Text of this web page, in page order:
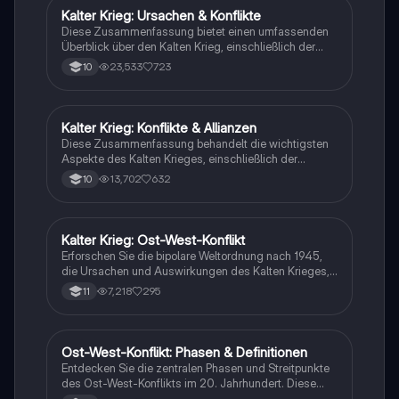
Ideal für Studierende, die sich mit der bipolaren
Weltordnung und den politischen Dynamiken des 20.
Jahrhunderts auseinandersetzen möchten.
Geschichte
Kalter Krieg: Ursachen & Konflikte
Diese Zusammenfassung bietet einen umfassenden
Überblick über den Kalten Krieg, einschließlich der
ideologischen Differenzen zwischen den USA und der
Sowjetunion, der Truman-Doktrin, der Berlin-
Vietnamkrieg. Ideal für Studierende, die die
komplexen Machtverhältnisse und Konflikte zwischen
1947 und 1991 verstehen möchten.
10 23,533 723
Geschichte
Kalter Krieg: Konflikte & Allianzen
Diese Zusammenfassung behandelt die wichtigsten
Aspekte des Kalten Krieges, einschließlich der
Entstehung des Eisernen Vorhangs, der NATO und
des Warschauer Pakts, sowie der Stellvertreterkriege
zwischen Ost und West von 1947 bis 1991 verstehen
möchten.
10 13,702 632
Geschichte
Kalter Krieg: Ost-West-Konflikt
Erforschen Sie die bipolare Weltordnung nach 1945,
die Ursachen und Auswirkungen des Kalten Krieges,
einschließlich der Teilung Europas, der bedeutenden
Konflikte wie Koreakrieg, Kubakrise und Vietnamkrieg
die geopolitischen Spannungen und die Rolle der USA
und UdSSR in der Nachkriegszeit.
11 7,218 295
Geschichte
Ost-West-Konflikt: Phasen & Definitionen
Entdecken Sie die zentralen Phasen und Streitpunkte
des Ost-West-Konflikts im 20. Jahrhundert. Diese